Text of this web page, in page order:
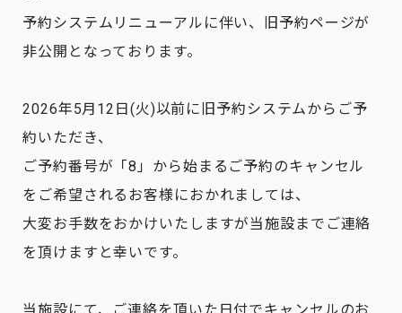
予約システムリニューアルに伴い、旧予約ページが
非公開となっております。
2026年5月12日(火)以前に旧予約システムからご予
約いただき、
ご予約番号が「8」から始まるご予約のキャンセル
をご希望されるお客様におかれましては、
大変お手数をおかけいたしますが当施設までご連絡
を頂けますと幸いです。